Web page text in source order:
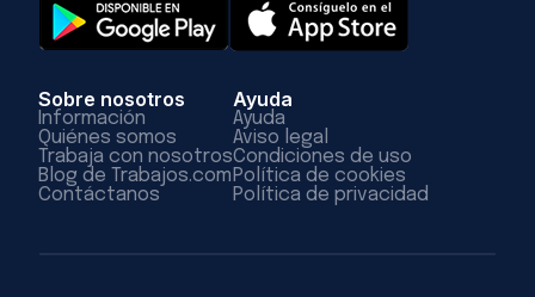
Sobre nosotros
Información
Quiénes somos
Trabaja con nosotros
Blog de Trabajos.com
Contáctanos
Ayuda
Ayuda
Aviso legal
Condiciones de uso
Política de cookies
Política de privacidad